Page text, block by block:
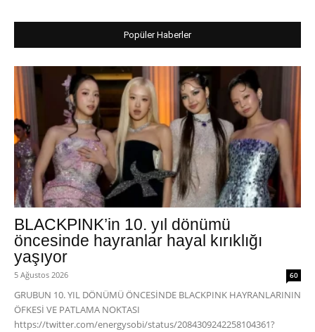
Popüler Haberler
BLACKPINK’in 10. yıl dönümü
öncesinde hayranlar hayal kırıklığı
yaşıyor
5 Ağustos 2026 60
GRUBUN 10. YIL DÖNÜMÜ ÖNCESİNDE BLACKPINK HAYRANLARININ
ÖFKESİ VE PATLAMA NOKTASI
https://twitter.com/energysobi/status/2084309242258104361?